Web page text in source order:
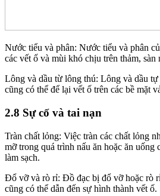
Nước tiểu và phân: Nước tiểu và phân
các vết ố và mùi khó chịu trên thảm, sàn
Lông và dầu từ lông thú: Lông và dầu
cũng có thể để lại vết ố trên các bề mặt
2.8 Sự cố và tai nạn
Tràn chất lỏng: Việc tràn các chất lỏng
mỡ trong quá trình nấu ăn hoặc ăn uống
làm sạch.
Đổ vỡ và rò rỉ: Đồ đạc bị đổ vỡ hoặc rò
cũng có thể dẫn đến sự hình thành vết ố.